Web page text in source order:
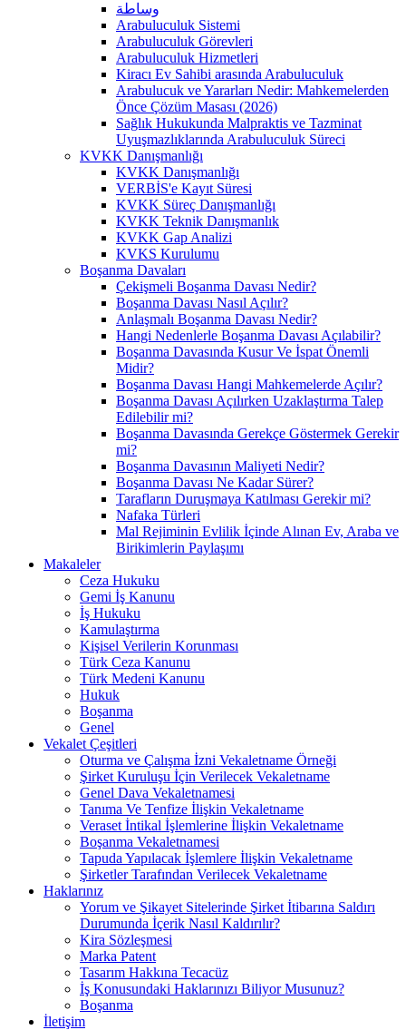
وساطة
Arabuluculuk Sistemi
Arabuluculuk Görevleri
Arabuluculuk Hizmetleri
Kiracı Ev Sahibi arasında Arabuluculuk
Arabulucuk ve Yararları Nedir: Mahkemelerden
Önce Çözüm Masası (2026)
Sağlık Hukukunda Malpraktis ve Tazminat
Uyuşmazlıklarında Arabuluculuk Süreci
KVKK Danışmanlığı
KVKK Danışmanlığı
VERBİS'e Kayıt Süresi
KVKK Süreç Danışmanlığı
KVKK Teknik Danışmanlık
KVKK Gap Analizi
KVKS Kurulumu
Boşanma Davaları
Çekişmeli Boşanma Davası Nedir?
Boşanma Davası Nasıl Açılır?
Anlaşmalı Boşanma Davası Nedir?
Hangi Nedenlerle Boşanma Davası Açılabilir?
Boşanma Davasında Kusur Ve İspat Önemli
Midir?
Boşanma Davası Hangi Mahkemelerde Açılır?
Boşanma Davası Açılırken Uzaklaştırma Talep
Edilebilir mi?
Boşanma Davasında Gerekçe Göstermek Gerekir
mi?
Boşanma Davasının Maliyeti Nedir?
Boşanma Davası Ne Kadar Sürer?
Tarafların Duruşmaya Katılması Gerekir mi?
Nafaka Türleri
Mal Rejiminin Evlilik İçinde Alınan Ev, Araba ve
Birikimlerin Paylaşımı
Makaleler
Ceza Hukuku
Gemi İş Kanunu
İş Hukuku
Kamulaştırma
Kişisel Verilerin Korunması
Türk Ceza Kanunu
Türk Medeni Kanunu
Hukuk
Boşanma
Genel
Vekalet Çeşitleri
Oturma ve Çalışma İzni Vekaletname Örneği
Şirket Kuruluşu İçin Verilecek Vekaletname
Genel Dava Vekaletnamesi
Tanıma Ve Tenfize İlişkin Vekaletname
Veraset İntikal İşlemlerine İlişkin Vekaletname
Boşanma Vekaletnamesi
Tapuda Yapılacak İşlemlere İlişkin Vekaletname
Şirketler Tarafından Verilecek Vekaletname
Haklarınız
Yorum ve Şikayet Sitelerinde Şirket İtibarına Saldırı
Durumunda İçerik Nasıl Kaldırılır?
Kira Sözleşmesi
Marka Patent
Tasarım Hakkına Tecacüz
İş Konusundaki Haklarınızı Biliyor Musunuz?
Boşanma
İletişim